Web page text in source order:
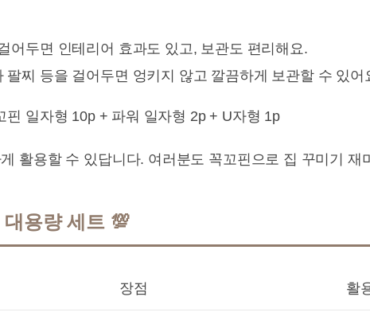
어두면 인테리어 효과도 있고, 보관도 편리해요.
팔찌 등을 걸어두면 엉키지 않고 깔끔하게 보관할 수 있어
활용할 수 있답니다. 여러분도 꼭꼬핀으로 집 꾸미기 재
용량 세트 💯
장점 활